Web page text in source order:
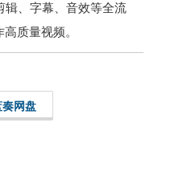
、字幕、音效等全流
质量视频。
奏网盘